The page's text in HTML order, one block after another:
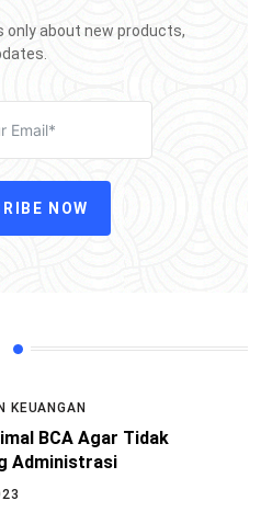
only about new products,
NOW
KEUANGAN
BCA Agar Tidak
Administrasi